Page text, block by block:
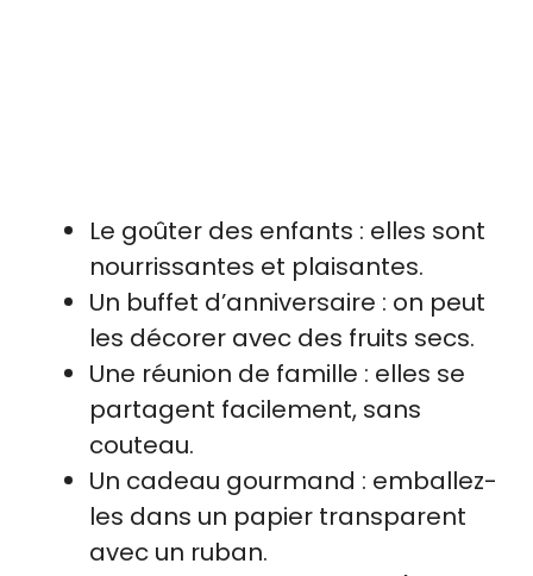
Le goûter des enfants : elles sont
nourrissantes et plaisantes.
Un buffet d’anniversaire : on peut
les décorer avec des fruits secs.
Une réunion de famille : elles se
partagent facilement, sans
couteau.
Un cadeau gourmand : emballez-
les dans un papier transparent
avec un ruban.